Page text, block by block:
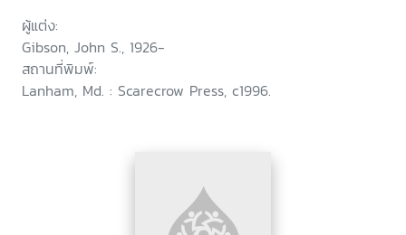
ผู้แต่ง:
Gibson, John S., 1926-
สถานที่พิมพ์:
Lanham, Md. : Scarecrow Press, c1996.